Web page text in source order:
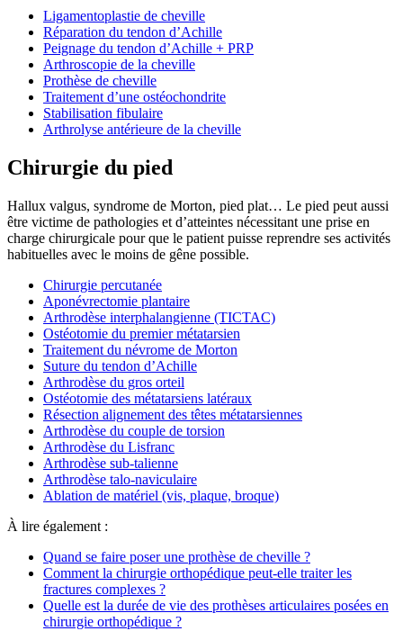
Ligamentoplastie de cheville
Réparation du tendon d’Achille
Peignage du tendon d’Achille + PRP
Arthroscopie de la cheville
Prothèse de cheville
Traitement d’une ostéochondrite
Stabilisation fibulaire
Arthrolyse antérieure de la cheville
Chirurgie du pied
Hallux valgus, syndrome de Morton, pied plat… Le pied peut aussi
être victime de pathologies et d’atteintes nécessitant une prise en
charge chirurgicale pour que le patient puisse reprendre ses activités
habituelles avec le moins de gêne possible.
Chirurgie percutanée
Aponévrectomie plantaire
Arthrodèse interphalangienne (TICTAC)
Ostéotomie du premier métatarsien
Traitement du névrome de Morton
Suture du tendon d’Achille
Arthrodèse du gros orteil
Ostéotomie des métatarsiens latéraux
Résection alignement des têtes métatarsiennes
Arthrodèse du couple de torsion
Arthrodèse du Lisfranc
Arthrodèse sub-talienne
Arthrodèse talo-naviculaire
Ablation de matériel (vis, plaque, broque)
À lire également :
Quand se faire poser une prothèse de cheville ?
Comment la chirurgie orthopédique peut-elle traiter les
fractures complexes ?
Quelle est la durée de vie des prothèses articulaires posées en
chirurgie orthopédique ?